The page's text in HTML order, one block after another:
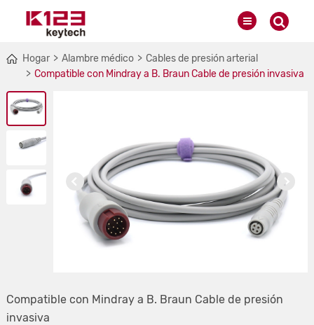
Hogar Alambre médico
Cables de presión arterial
Compatible con Mindray a B. Braun Cable de presión invasiva
Compatible con Mindray a B. Braun Cable de presión
invasiva